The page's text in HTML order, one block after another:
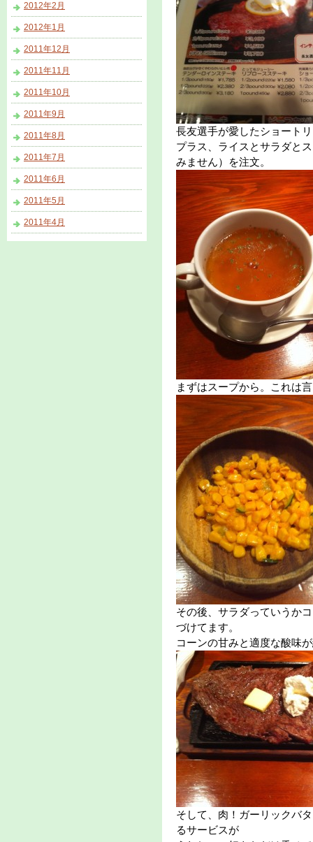
長友選手が愛したショート
プラス、ライスとサラダと
みません）を注文。
まずはスープから。これは
その後、サラダっていうか
づけてます。
コーンの甘みと適度な酸味
そして、肉！ガーリックバ
るサービスが
2012年2月
2012年1月
2011年12月
2011年11月
2011年10月
2011年9月
2011年8月
2011年7月
2011年6月
2011年5月
2011年4月